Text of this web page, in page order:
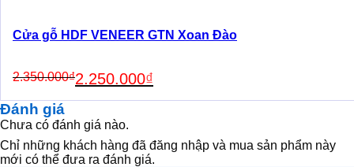
Cửa gỗ HDF VENEER GTN Xoan Đào
2.350.000₫
price
was:
2.250.000₫
price
is:
Đánh giá
Chưa có đánh giá nào.
Chỉ những khách hàng đã đăng nhập và mua sản phẩm này
mới có thể đưa ra đánh giá.